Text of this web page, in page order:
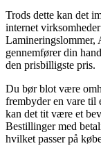
Trods dette kan det
internet
Lamineringslommer,
gennemfører din
den prisbilligste pris.
Du bør blot være
frembyder en vare til
kan det tit være et
Bestillinger med
hvilket passer på